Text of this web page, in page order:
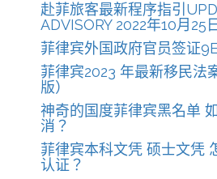
赴菲旅客最新程序指引
ADVISORY 2022年10月25日
菲律宾外国政府官员签证
菲律宾2023 年最新移民法
版）
神奇的国度菲律宾黑名单
消？
菲律宾本科文凭 硕士文凭
认证？